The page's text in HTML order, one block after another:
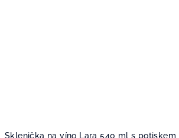
Sklenička na víno Lara 540 ml s potiskem